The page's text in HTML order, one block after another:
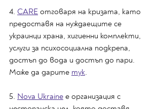
4. CARE отговаря на кризата, като
предоставя на нуждаещите се
украинци храна, хигиенни комплекти,
услуги за психосоциална подкрепа,
достъп до вода и достъп до пари.
Може да дарите тук.
5. Nova Ukraine е организация с